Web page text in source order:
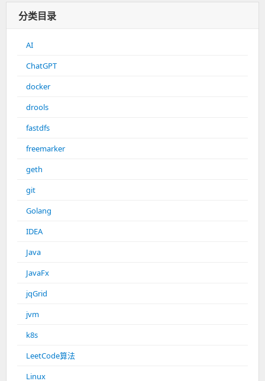
分类目录
AI
ChatGPT
docker
drools
fastdfs
freemarker
geth
git
Golang
IDEA
Java
JavaFx
jqGrid
jvm
k8s
LeetCode算法
Linux